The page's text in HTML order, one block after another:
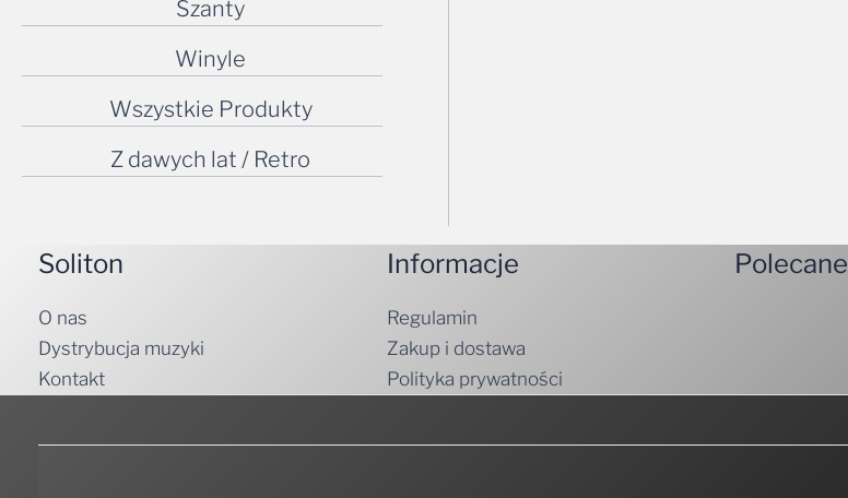
Szanty
Winyle
Wszystkie Produkty
Z dawych lat / Retro
Soliton
O nas
Dystrybucja muzyki
Kontakt
Informacje
Regulamin
Zakup i dostawa
Polityka prywatności
Polecane